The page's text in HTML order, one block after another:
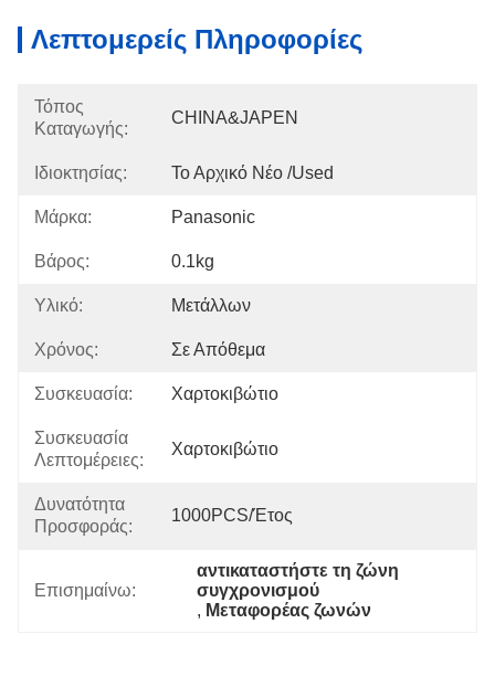
Λεπτομερείς Πληροφορίες
Τόπος
Καταγωγής:
CHINA&JAPEN
Ιδιοκτησίας: Το Αρχικό Νέο /used
Μάρκα: Panasonic
Βάρος: 0.1kg
Υλικό: Μετάλλων
Χρόνος: Σε Απόθεμα
Συσκευασία: Χαρτοκιβώτιο
Συσκευασία
Λεπτομέρειες:
Χαρτοκιβώτιο
Δυνατότητα
Προσφοράς:
1000PCS/έτος
Επισημαίνω:
αντικαταστήστε τη ζώνη
συγχρονισμού
, Μεταφορέας ζωνών